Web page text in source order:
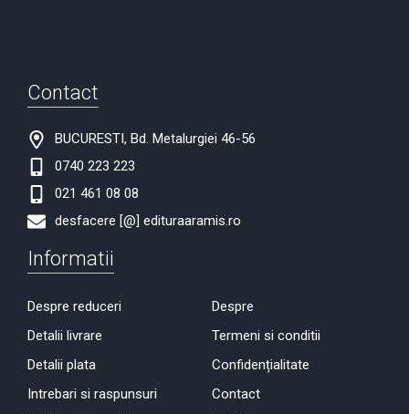
Contact
BUCURESTI, Bd. Metalurgiei 46-56
0740 223 223
021 461 08 08
desfacere [@] edituraaramis.ro
Informatii
Despre reduceri
Detalii livrare
Detalii plata
Intrebari si raspunsuri
Despre
Termeni si conditii
Confidențialitate
Contact